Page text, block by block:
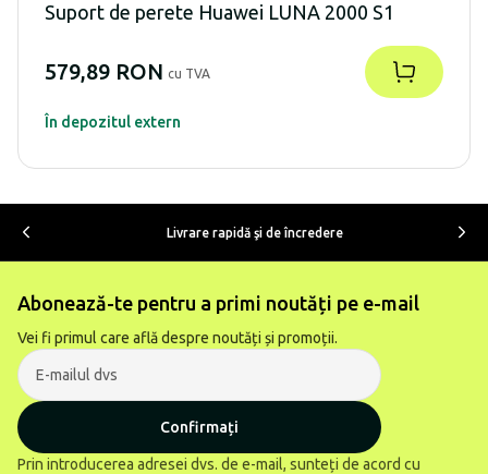
Suport de perete Huawei LUNA 2000 S1
579,89 RON cu TVA
În depozitul extern
Livrare rapidă şi de încredere
Abonează-te pentru a primi noutăți pe e-mail
Vei fi primul care află despre noutăți și promoții.
Confirmați
Prin introducerea adresei dvs. de e-mail, sunteți de acord cu